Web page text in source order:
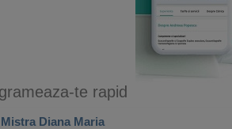
te rapid
Diana Maria